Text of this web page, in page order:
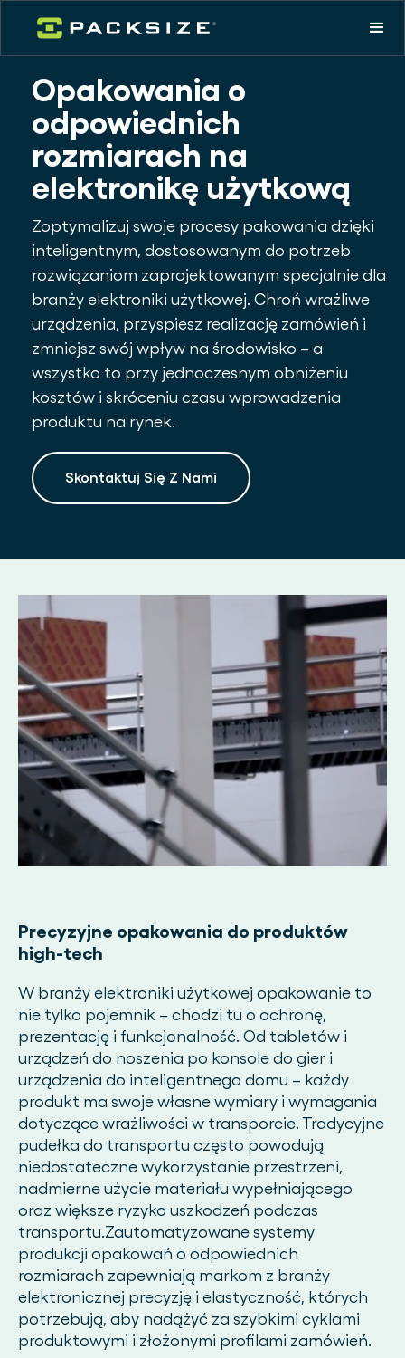
Opakowania o
odpowiednich
rozmiarach na
elektronikę użytkową
Zoptymalizuj swoje procesy pakowania dzięki
inteligentnym, dostosowanym do potrzeb
rozwiązaniom zaprojektowanym specjalnie dla
branży elektroniki użytkowej. Chroń wrażliwe
urządzenia, przyspiesz realizację zamówień i
zmniejsz swój wpływ na środowisko – a
wszystko to przy jednoczesnym obniżeniu
kosztów i skróceniu czasu wprowadzenia
produktu na rynek.
Skontaktuj Się Z Nami
Precyzyjne opakowania do produktów
high-tech
W branży elektroniki użytkowej opakowanie to
nie tylko pojemnik – chodzi tu o ochronę,
prezentację i funkcjonalność. Od tabletów i
urządzeń do noszenia po konsole do gier i
urządzenia do inteligentnego domu – każdy
produkt ma swoje własne wymiary i wymagania
dotyczące wrażliwości w transporcie. Tradycyjne
pudełka do transportu często powodują
niedostateczne wykorzystanie przestrzeni,
nadmierne użycie materiału wypełniającego
oraz większe ryzyko uszkodzeń podczas
transportu.Zautomatyzowane systemy
produkcji opakowań o odpowiednich
rozmiarach zapewniają markom z branży
elektronicznej precyzję i elastyczność, których
potrzebują, aby nadążyć za szybkimi cyklami
produktowymi i złożonymi profilami zamówień.